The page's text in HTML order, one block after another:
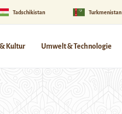
Tadschikistan Turkmenistan
Kultur Umwelt & Technologie